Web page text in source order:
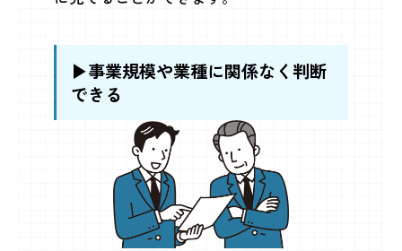
▶事業規模や業種に関係なく判断
できる